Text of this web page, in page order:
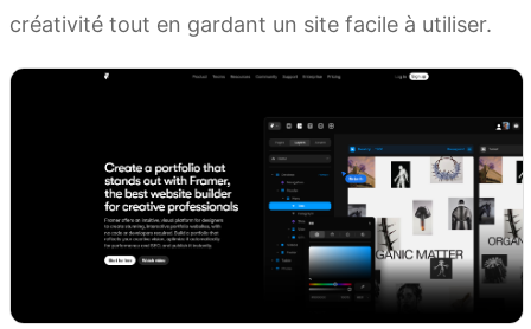
créativité tout en gardant un site facile à utiliser.